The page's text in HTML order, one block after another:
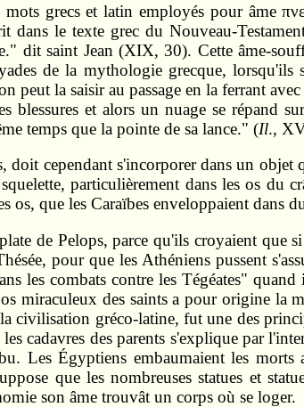
mots grecs et latin employés pour âme
le texte grec du Nouveau-
dit saint Jean (XIX, 30). Cette âme-
de la mythologie grecque, lorsqu'ils
peut la saisir au passage en la ferrant
blessures et alors un nuage se répand
temps que la pointe de sa lance." (Il.,
doit cependant s'incorporer dans un objet
particulièrement dans les os du
os, que les Caraïbes enveloppaient dans
de Pelops, parce qu'ils croyaient que
pour que les Athéniens pussent
les combats contre les Tégéates"
miraculeux des saints a pour origine la
civilisation gréco-latine, fut une des
cadavres des parents s'explique par
Les Égyptiens embaumaient les
que les nombreuses statues et
son âme trouvât un corps où se loger.